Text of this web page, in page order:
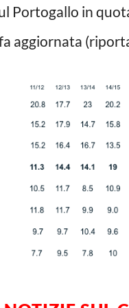
Portogallo in
aggiornata